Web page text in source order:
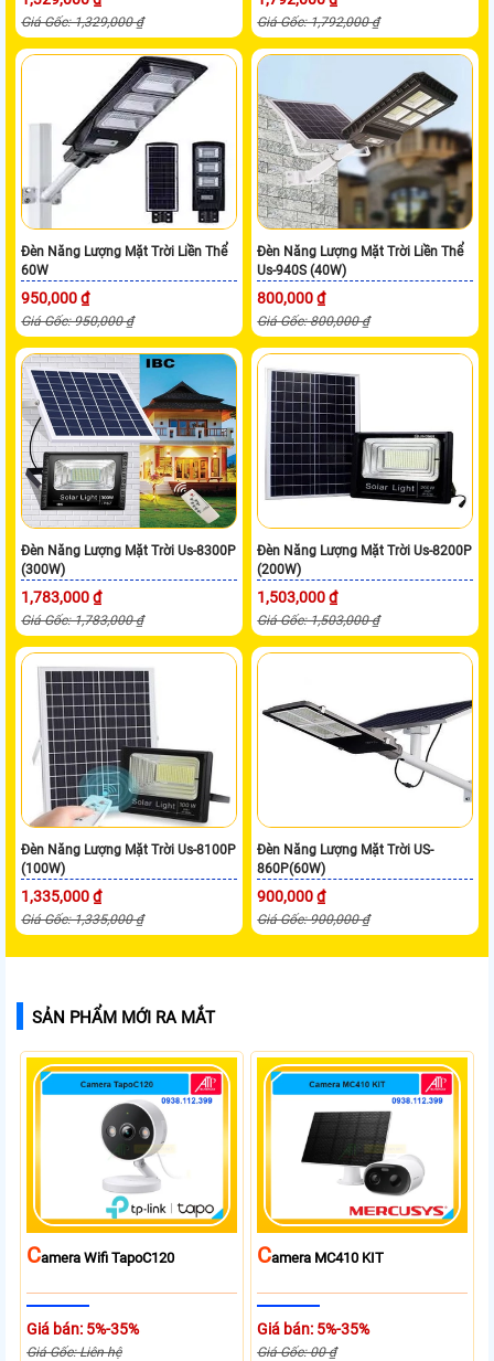
Giá Gốc: 1,329,000 ₫ Giá Gốc: 1,792,000 ₫
Đèn Năng Lượng Mặt Trời Liền Thể
60W
950,000 ₫
Giá Gốc: 950,000 ₫
Đèn Năng Lượng Mặt Trời Liền Thể
Us-940S (40W)
800,000 ₫
Giá Gốc: 800,000 ₫
Đèn Năng Lượng Mặt Trời Us-8300P
(300W)
1,783,000 ₫
Giá Gốc: 1,783,000 ₫
Đèn Năng Lượng Mặt Trời Us-8200P
(200W)
1,503,000 ₫
Giá Gốc: 1,503,000 ₫
Đèn Năng Lượng Mặt Trời Us-8100P
(100W)
1,335,000 ₫
Giá Gốc: 1,335,000 ₫
Đèn Năng Lượng Mặt Trời US-
860P(60W)
900,000 ₫
Giá Gốc: 900,000 ₫
SẢN PHẨM MỚI RA MẮT
CAmera Wifi TapoC120
Giá bán: 5%-35%
Giá Gốc: Liên hệ
CAmera MC410 KIT
Giá bán: 5%-35%
Giá Gốc: 00 ₫